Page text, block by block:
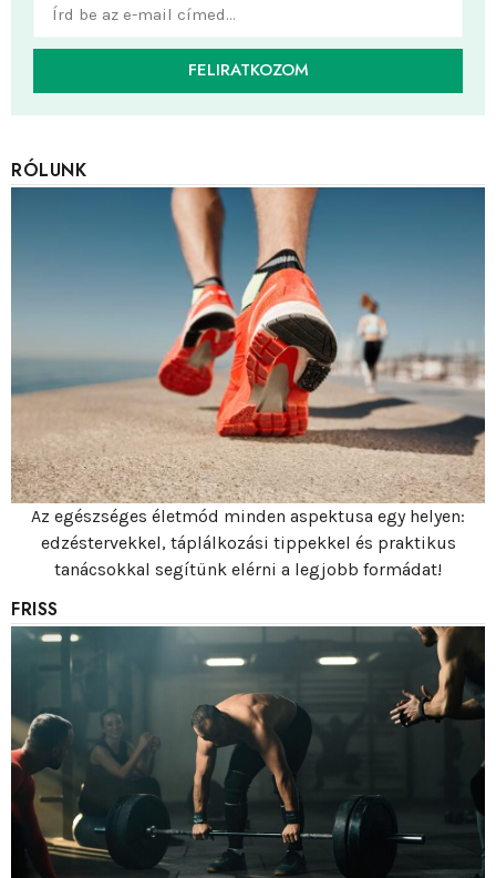
FELIRATKOZOM
RÓLUNK
Az egészséges életmód minden aspektusa egy helyen:
edzéstervekkel, táplálkozási tippekkel és praktikus
tanácsokkal segítünk elérni a legjobb formádat!
FRISS